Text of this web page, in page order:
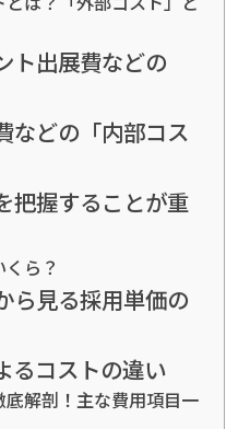
ト出展費などの
などの「内部コス
把握することが重
ら？
ら見る採用単価の
るコストの違い
解剖！主な費用項目一